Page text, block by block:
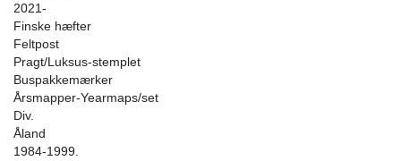
2021-
Finske hæfter
Feltpost
Pragt/Luksus-stemplet
Buspakkemærker
Årsmapper-Yearmaps/set
Div.
Åland
1984-1999.